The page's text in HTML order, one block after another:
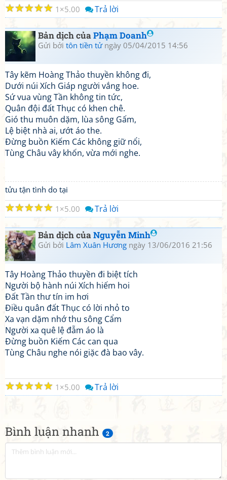
Bình luận nhanh 2
☆
☆
☆
☆
☆ 1 5.00 Trả lời
Bản dịch củaPhạm Doanh
Gửi bởi tôn tiền tửngày 05/04/2015 14:56
Tây kẽm Hoàng Thảo thuyền không đi,
Dưới núi Xích Giáp người vắng hoe.
Sứ vua vùng Tần không tin tức,
Quân đội đất Thục có khen chê.
Gió thu muôn dặm, lùa sông Gấm,
Lệ biệt nhà ai, ướt áo the.
Đừng buồn Kiếm Các không giữ nổi,
Tùng Châu vây khốn, vừa mới nghe.
tửu tận tình do tại
☆
☆
☆
☆
☆ 1 5.00 Trả lời
Bản dịch củaNguyễn Minh
Gửi bởi Lâm Xuân Hương ngày 13/06/2016 21:56
Tây Hoàng Thảo thuyền đi biệt tích
Người bộ hành núi Xích hiếm hoi
Đất Tần thư tín im hơi
Điều quân đất Thục có lời nhỏ to
Xa vạn dặm nhớ thu sông Cẩm
Người xa quê lệ đẫm áo là
Đừng buồn Kiếm Các can qua
Tùng Châu nghe nói giặc đà bao vây.
☆
☆
☆
☆
☆ 1 5.00 Trả lời